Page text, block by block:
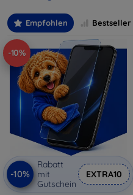
Empfohlen Bestseller
-10%
-10%
Rabatt
mit
Gutschein
EXTRA10